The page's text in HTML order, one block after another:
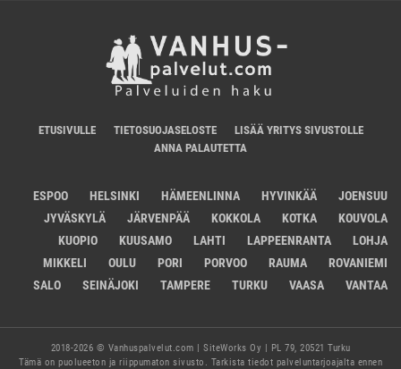
ETUSIVULLE TIETOSUOJASELOSTE
LISÄÄ YRITYS SIVUSTOLLE
ANNA PALAUTETTA
ESPOO HELSINKI HÄMEENLINNA HYVINKÄÄ
JOENSUU
JYVÄSKYLÄ
JÄRVENPÄÄ KOKKOLA KOTKA
KOUVOLA
KUOPIO
KUUSAMO LAHTI LAPPEENRANTA
LOHJA
MIKKELI
OULU PORI PORVOO RAUMA
ROVANIEMI
SALO
SEINÄJOKI TAMPERE TURKU VAASA VANTAA
2018-2026 © Vanhuspalvelut.com | SiteWorks Oy | PL 79, 20521 Turku
Tämä on puolueeton ja riippumaton sivusto. Tarkista tiedot palveluntarjoajalta ennen